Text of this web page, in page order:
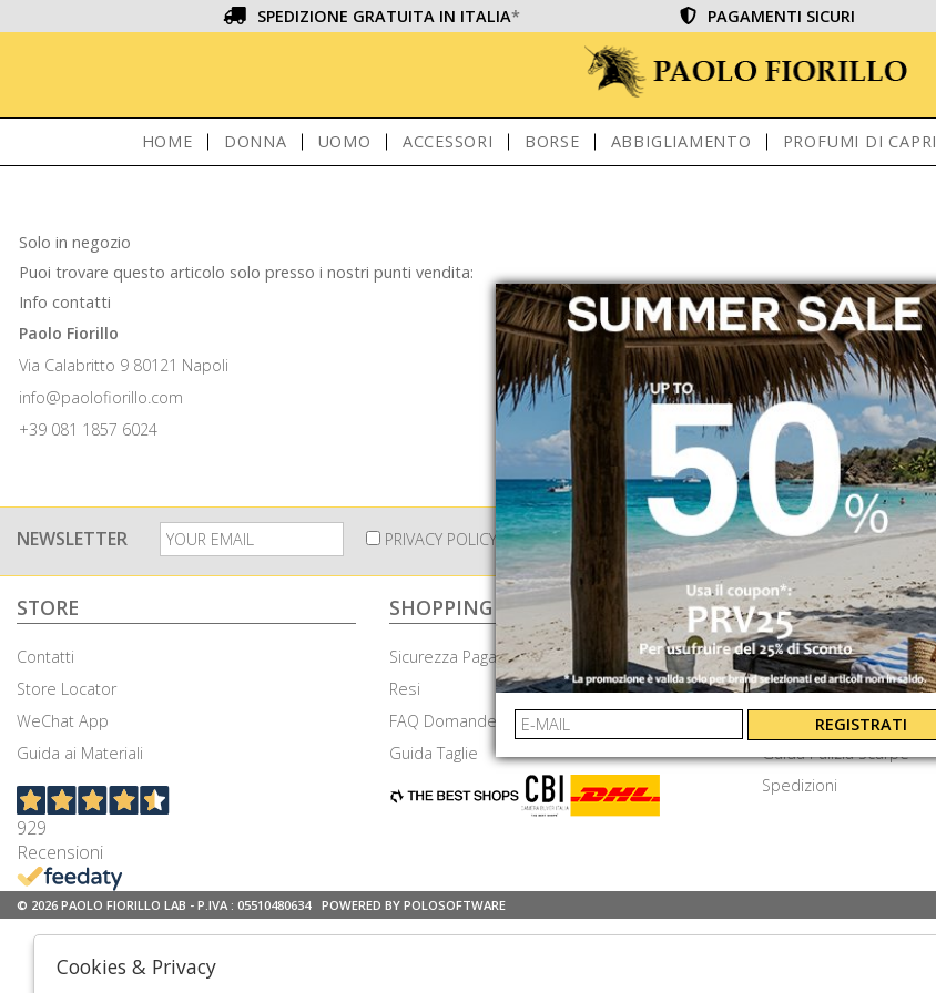
SPEDIZIONE GRATUITA IN ITALIA* PAGAMENTI SICURI
HOME DONNA UOMO ACCESSORI BORSE ABBIGLIAMENTO PROFUMI DI CAPRI
Solo in negozio
Puoi trovare questo articolo solo presso i nostri punti vendita:
Info contatti
Paolo Fiorillo
Via Calabritto 9 80121 Napoli
info@paolofiorillo.com
+39 081 1857 6024
NEWSLETTER PRIVACY POLICY INVIA ⟩
STORE
Contatti
Store Locator
WeChat App
Guida ai Materiali
929
Recensioni
SHOPPING
Sicurezza Pagamenti
Resi
FAQ Domande Frequenti
Guida Taglie
EXTRA
Cookie e privacy
Termini e Condizioni
Lavora Con Noi
Guida Pulizia Scarpe
Spedizioni
© 2026 PAOLO FIORILLO LAB - P.IVA : 05510480634 POWERED BY POLOSOFTWARE
REGISTRATI
Cookies & Privacy